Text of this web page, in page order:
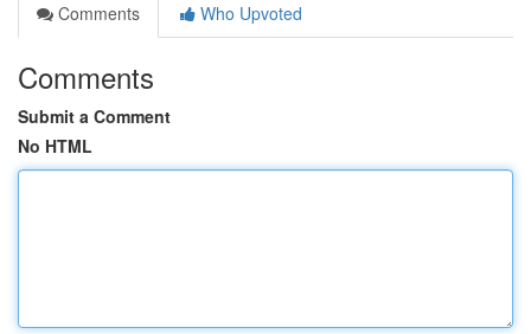
Comments
Who Upvoted
Comments
Submit a Comment
No HTML